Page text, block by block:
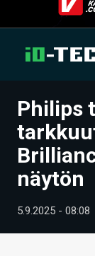
UUTISET
ARTIKKELIT
VIDEOT
TECHBBS
Philips
näytön
5.9.2025 - 08:08